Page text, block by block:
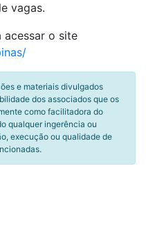
vagas.
acessar o site
e materiais divulgados
dos associados que os
como facilitadora do
qualquer ingerência ou
execução ou qualidade de